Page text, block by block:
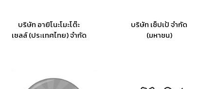
บริษัท อายิโนะโมะโต๊ะ
เซลล์ (ประเทศไทย) จำกัด
บริษัท เซ็ปเป้ จำกัด
(มหาชน)